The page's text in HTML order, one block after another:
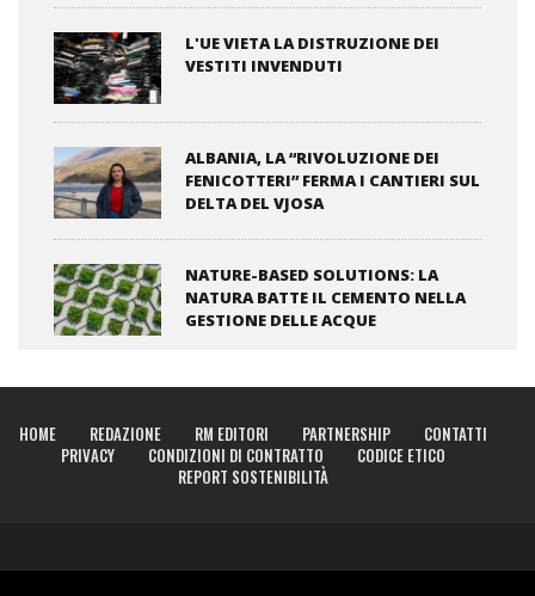
L'UE VIETA LA DISTRUZIONE DEI
VESTITI INVENDUTI
ALBANIA, LA “RIVOLUZIONE DEI
FENICOTTERI” FERMA I CANTIERI SUL
DELTA DEL VJOSA
NATURE-BASED SOLUTIONS: LA
NATURA BATTE IL CEMENTO NELLA
GESTIONE DELLE ACQUE
HOME REDAZIONE RM EDITORI PARTNERSHIP
CONTATTI
PRIVACY
CONDIZIONI DI CONTRATTO
CODICE ETICO
REPORT SOSTENIBILITÀ